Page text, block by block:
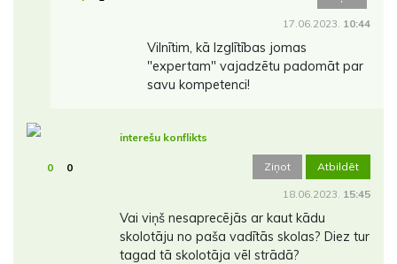
17.06.2023. 10:44
Vilnītim, kā Izglītības jomas
"expertam" vajadzētu padomāt par
savu kompetenci!
0 0
interešu konflikts
Ziņot Atbildēt
18.06.2023. 15:45
Vai viņš nesaprecējās ar kaut kādu
skolotāju no paša vadītās skolas? Diez tur
tagad tā skolotāja vēl strādā?